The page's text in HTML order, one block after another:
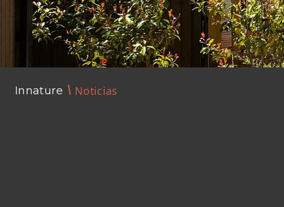
Innature Noticias